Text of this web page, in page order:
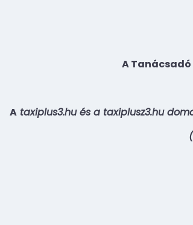
A
A taxiplus3.hu és a taxiplusz3.hu